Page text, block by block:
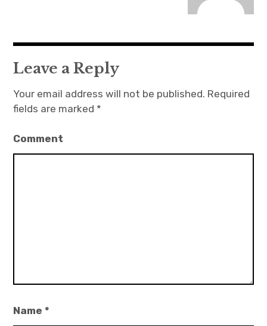
i
g
t
o
n
Leave a Reply
Your email address will not be published. Required
fields are marked *
Comment
Name*